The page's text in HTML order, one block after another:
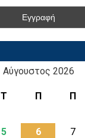
Αύγουστος 2026
Τ Π Π
5 6 7